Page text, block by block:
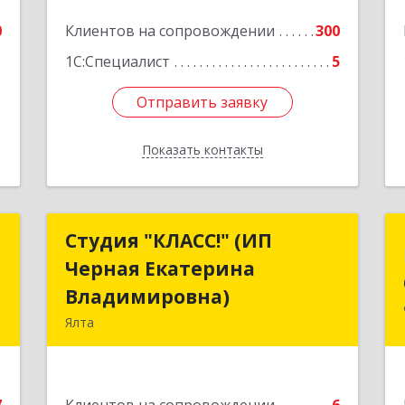
Клиентов на сопровождении
300
1С:Специалист
5
Отправить заявку
Показать контакты
Отправить заявку
Назад
Студия "КЛАСС!" (ИП
Черная Екатерина
Владимировна)
Ялта
Студия "КЛАСС!" (ИП
Черная Екатерина
Владимировна)